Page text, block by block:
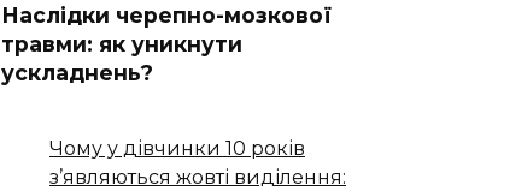
Наслідки черепно-мозкової
травми: як уникнути
ускладнень?
Чому у дівчинки 10 років
з’являються жовті виділення: